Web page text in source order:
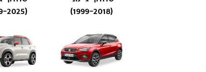
(1999-2018)
(2019-2025)